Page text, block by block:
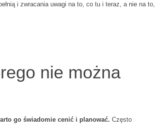
i zwracania uwagi na to, co tu i teraz, a nie na to,
nie można
go świadomie cenić i planować. Często